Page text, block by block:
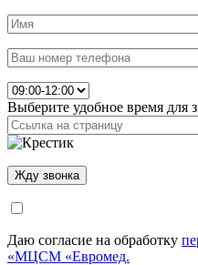
Выберите удобное время для
Даю согласие на обработку
«МЦСМ «Евромед.